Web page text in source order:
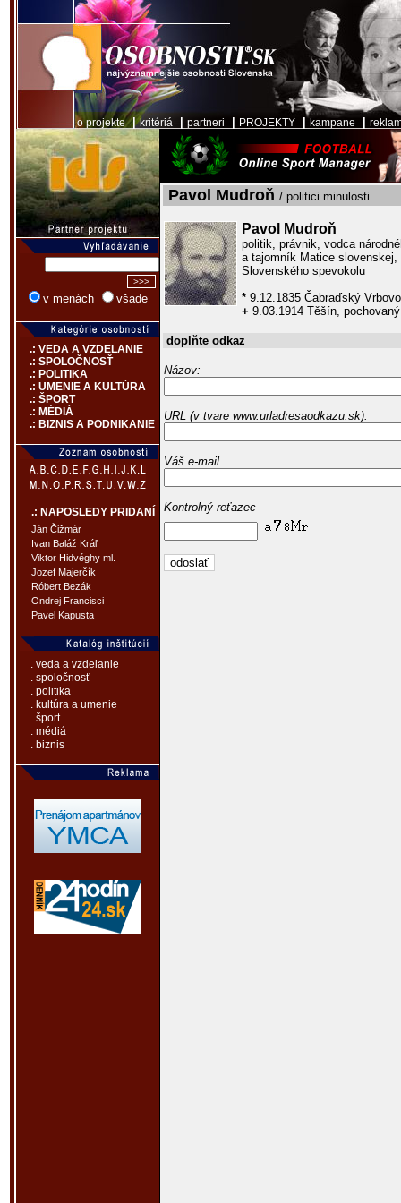
o projekte|kritériá partneri PROJEKTY kampane
v menách všade
.: VEDA A VZDELANIE
.: SPOLOČNOSŤ
.: POLITIKA
.: UMENIE A KULTÚRA
.: ŠPORT
.: MÉDIÁ
.: BIZNIS A PODNIKANIE
.: NAPOSLEDY PRIDANÍ
Ján Čižmár
Ivan Baláž Kráľ
Viktor Hidvéghy ml.
Jozef Majerčík
Róbert Bezák
Ondrej Francisci
Pavel Kapusta
. veda a vzdelanie
. spoločnosť
. politika
. kultúra a umenie
. šport
. médiá
. biznis
Pavol Mudroň / politici minulosti
Pavol Mudroň
politik, právnik, vodca
a tajomník Matice
Slovenského spevokolu
* 9.12.1835 Čabraďský
+ 9.03.1914 Těšín,
doplňte odkaz
Názov:
URL (v tvare www.urladresaodkazu.sk):
Váš e-mail
Kontrolný reťazec